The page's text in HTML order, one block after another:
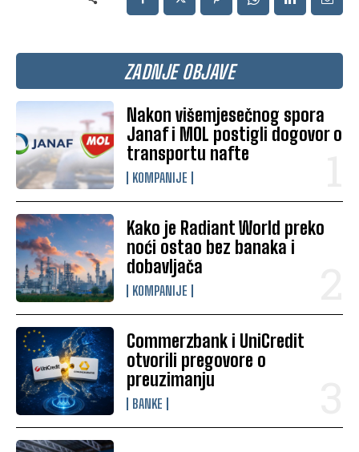
ZADNJE OBJAVE
Nakon višemjesečnog spora
Janaf i MOL postigli dogovor o
transportu nafte
KOMPANIJE
Kako je Radiant World preko
noći ostao bez banaka i
dobavljača
KOMPANIJE
Commerzbank i UniCredit
otvorili pregovore o
preuzimanju
BANKE